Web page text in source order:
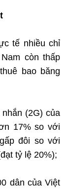
tế nhiều chỉ
còn thấp
bao băng
(2G) của
17% so với
đôi so với
tỷ lệ 20%);
dân của Việt